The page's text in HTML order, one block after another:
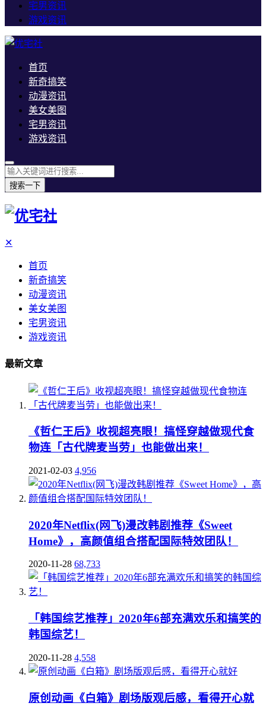
宅男资讯
游戏资讯
首页
新奇搞笑
动漫资讯
美女美图
宅男资讯
游戏资讯
搜索一下
✕
首页
新奇搞笑
动漫资讯
美女美图
宅男资讯
游戏资讯
最新文章
《哲仁王后》收视超亮眼！搞怪穿越做现代食
物连「古代牌麦当劳」也能做出来！
2021-02-03 4,956
2020年Netflix(网飞)漫改韩剧推荐《Sweet
Home》，高颜值组合搭配国际特效团队！
2020-11-28 68,733
「韩国综艺推荐」2020年6部充满欢乐和搞笑的
韩国综艺！
2020-11-28 4,558
原创动画《白箱》剧场版观后感，看得开心就